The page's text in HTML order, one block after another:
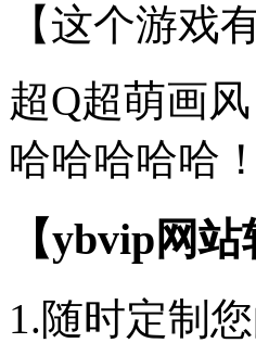
【这个游戏
超Q超萌画
哈哈哈哈哈！
【ybvip网站
1.随时定制